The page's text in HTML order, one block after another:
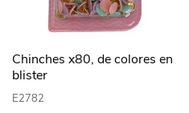
Chinches x80, de colores en
blister
E2782